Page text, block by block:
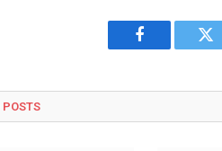
Facebook
POSTS